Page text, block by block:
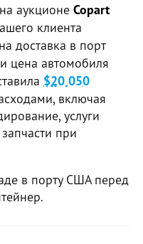
аукционе Copart
клиента
доставка в порт
цена автомобиля
$20 050
включая
услуги
при
в порту США перед